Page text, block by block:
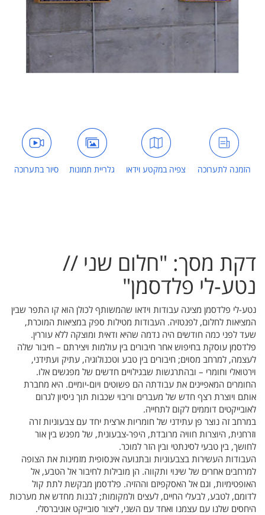
הזמנה לתערוכה צפיה במקטע וידאו גלריית תמונות סיור בתערוכה
דקת מסך: "חלום שני //
נטע-לי פלדסמן"
נטע-לי פלדסמן מציגה עבודות וידאו שהמשותף לכולן הוא קו התפר שבין
המציאות לחלום, לפנטזיה. העבודות מטילות ספק במציאות המוכרת,
שעד לפני כמה חודשים היה נדמה שהיא ודאית ומוצקה ללא עוררין.
פלדסמן עוסקת בחיפוש אחר חיבורים בין עולמות ויצירתם – חיבור שלה
לעצמה, למרחב מסוים; חיבורים בין טבע וטכנולוגיה, עתיק ועתידני,
וירטואלי וחומרי – ובהתרגשות שבגילויים חדשים של מפגשים אלו.
החומרים המאפיינים את עבודתה הם פשוטים ויום-יומיים. היא מחברת
אותם ויוצרת רצף חדש של מעברים וריבוי שכבות תוך ניסיון לגרום
לאובייקטים דוממים לקום לתחייה.
במרחב זה נוצר פן עתידני של חומריות ארצית יחד עם צבעוניות זרה
וזרחנית, היוצרות חוויה מרובדת, היפר-צבעונית, של מפגש בין אור
לחושך, בין טבעי לסינתטי ובין הזר למוכר.
העבודות העשירות בצבעוניות ובתנועה אינסופית מזמינות את הצופה
למרחבים אחרים של שינוי ותקווה. הן מובילות לחיבור אל הטבע, אל
האופטימיות, וגם אל האסקפיזם וההזיה. פלדסמן מבקשת לתת קול
לדומם, לטבע, לבעלי החיים, לעצים ולמקומות; לבנות מחדש את מערכות
היחסים שלנו עם עצמנו ואחד עם השני, ליצור סובייקט אוניברסלי.